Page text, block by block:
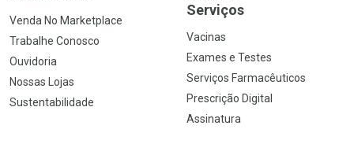
Venda No Marketplace
Trabalhe Conosco
Ouvidoria
Nossas Lojas
Sustentabilidade
Serviços
Vacinas
Exames e Testes
Serviços Farmacêuticos
Prescrição Digital
Assinatura